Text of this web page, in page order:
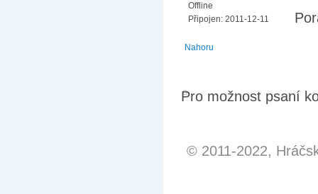
Offline
Připojen: 2011-12-11
Nahoru
Pro možnost psaní
© 2011-2022,